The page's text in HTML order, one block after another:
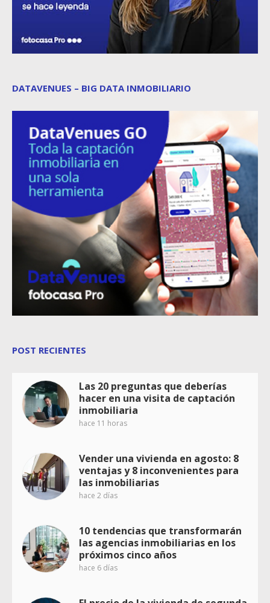
DATAVENUES – BIG DATA INMOBILIARIO
POST RECIENTES
Las 20 preguntas que deberías
hacer en una visita de captación
inmobiliaria
hace 11 horas
Vender una vivienda en agosto: 8
ventajas y 8 inconvenientes para
las inmobiliarias
hace 2 días
10 tendencias que transformarán
las agencias inmobiliarias en los
próximos cinco años
hace 6 días